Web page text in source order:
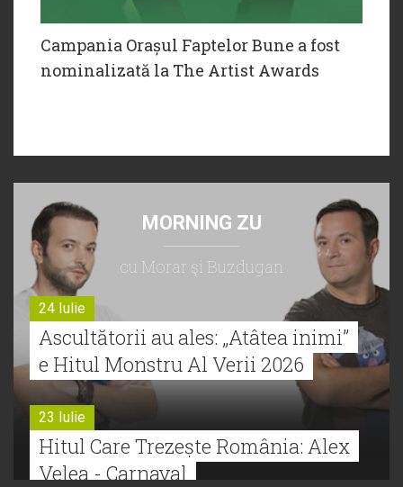
Campania Orașul Faptelor Bune a fost
nominalizată la The Artist Awards
MORNING ZU
cu Morar şi Buzdugan
24 Iulie
Ascultătorii au ales: „Atâtea inimi”
e Hitul Monstru Al Verii 2026
23 Iulie
Hitul Care Trezește România: Alex
Velea - Carnaval